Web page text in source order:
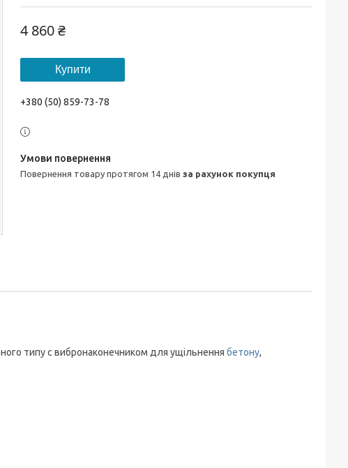
4 860 ₴
Купити
+380 (50) 859-73-78
повернення товару протягом 14 днів за рахунок покупця
типу c вибронаконечником для ущільнення бетону,